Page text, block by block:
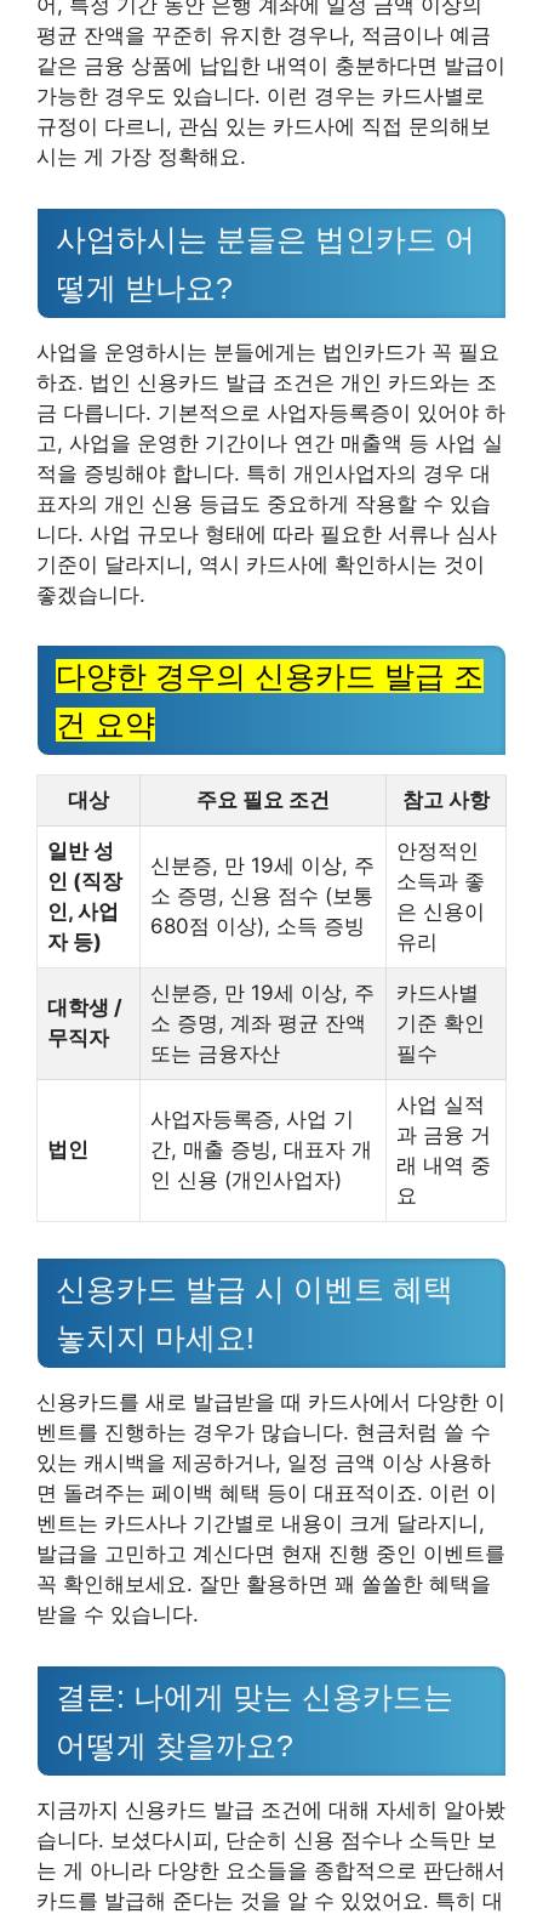
평균 잔액을 꾸준히 유지한 경우나, 적금이나 예금
같은 금융 상품에 납입한 내역이 충분하다면 발급이
가능한 경우도 있습니다. 이런 경우는 카드사별로
규정이 다르니, 관심 있는 카드사에 직접 문의해보
시는 게 가장 정확해요.
사업하시는 분들은 법인카드 어
떻게 받나요?
사업을 운영하시는 분들에게는 법인카드가 꼭 필요
하죠. 법인 신용카드 발급 조건은 개인 카드와는 조
금 다릅니다. 기본적으로 사업자등록증이 있어야 하
고, 사업을 운영한 기간이나 연간 매출액 등 사업 실
적을 증빙해야 합니다. 특히 개인사업자의 경우 대
표자의 개인 신용 등급도 중요하게 작용할 수 있습
니다. 사업 규모나 형태에 따라 필요한 서류나 심사
기준이 달라지니, 역시 카드사에 확인하시는 것이
좋겠습니다.
다양한 경우의 신용카드 발급 조
건 요약
대상 주요 필요 조건 참고 사항
일반 성
인 (직장
인, 사업
자 등)
신분증, 만 19세 이상, 주
소 증명, 신용 점수 (보통
680점 이상), 소득 증빙
안정적인
소득과 좋
은 신용이
유리
대학생 /
무직자
신분증, 만 19세 이상, 주
소 증명, 계좌 평균 잔액
또는 금융자산
카드사별
기준 확인
필수
법인
사업자등록증, 사업 기
간, 매출 증빙, 대표자 개
인 신용 (개인사업자)
사업 실적
과 금융 거
래 내역 중
요
신용카드 발급 시 이벤트 혜택
놓치지 마세요!
신용카드를 새로 발급받을 때 카드사에서 다양한 이
벤트를 진행하는 경우가 많습니다. 현금처럼 쓸 수
있는 캐시백을 제공하거나, 일정 금액 이상 사용하
면 돌려주는 페이백 혜택 등이 대표적이죠. 이런 이
벤트는 카드사나 기간별로 내용이 크게 달라지니,
발급을 고민하고 계신다면 현재 진행 중인 이벤트를
꼭 확인해보세요. 잘만 활용하면 꽤 쏠쏠한 혜택을
받을 수 있습니다.
결론: 나에게 맞는 신용카드는
어떻게 찾을까요?
지금까지 신용카드 발급 조건에 대해 자세히 알아봤
습니다. 보셨다시피, 단순히 신용 점수나 소득만 보
는 게 아니라 다양한 요소들을 종합적으로 판단해서
카드를 발급해 준다는 것을 알 수 있었어요. 특히 대